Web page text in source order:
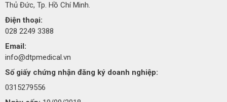
Thủ Đức, Tp. Hồ Chí Minh.
Điện thoại:
028 2249 3388
Email:
info@dtpmedical.vn
Số giấy chứng nhận đăng ký doanh nghiệp:
0315279556